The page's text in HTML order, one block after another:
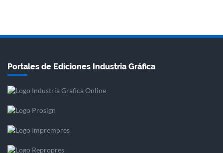
Portales de Ediciones Industria Gráfica